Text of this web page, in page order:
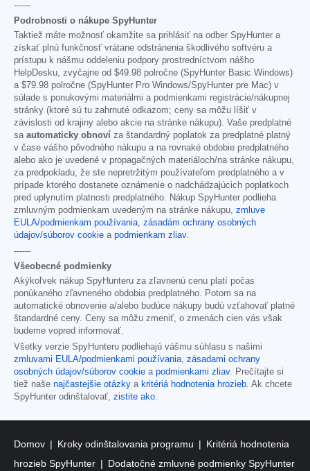
------
Podrobnosti o nákupe SpyHunter
Taktiež máte možnosť okamžite sa prihlásiť na odber SpyHunter a
získať plnú funkčnosť vrátane odstránenia škodlivého softvéru a
prístupu k nášmu oddeleniu podpory prostredníctvom nášho
HelpDesku, zvyčajne od $49.98 polročne (SpyHunter Basic Windows)
a $79.98 polročne (SpyHunter Pro Windows/SpyHunter pre Mac) v
súlade s ponukovými materiálmi a podmienkami registrácie/nákupnej
stránky (ktoré sú tu zahrnuté odkazom; ceny sa môžu líšiť v
závislosti od krajiny alebo akcie na stránke nákupu). Vaše predplatné
sa automaticky obnoví za štandardný poplatok za predplatné platný
v čase vášho pôvodného nákupu a na rovnaké obdobie predplatného
alebo ako je uvedené v propagačných materiáloch/na stránke nákupu,
za predpokladu, že ste nepretržitým používateľom predplatného a v
prípade ktorého dostanete oznámenie o nadchádzajúcich poplatkoch
pred uplynutím platnosti predplatného. Nákup SpyHunter podlieha
zmluvným podmienkam uvedeným na stránke nákupu, zmluve
EULA/podmienkam používania, zásadám ochrany osobných
údajov/súborov cookie a podmienkam zliav.
------
Všeobecné podmienky
Akýkoľvek nákup SpyHunteru za zľavnenú cenu platí počas
ponúkaného zľavneného obdobia predplatného. Potom sa na
automatické obnovenie a/alebo budúce nákupy budú vzťahovať platné
štandardné ceny. Ceny sa môžu zmeniť, o zmenách cien vás však
budeme vopred informovať.
Všetky verzie SpyHunteru podliehajú vášmu súhlasu s našimi
zmluvami EULA/podmienkami používania, zásadami ochrany
osobných údajov/súborov cookie a podmienkami zliav. Prečítajte si
tiež naše najčastejšie otázky a kritériá hodnotenia hrozieb. Ak chcete
SpyHunter odinštalovať, zistite ako.
Domov Kroky odinštalovania programu
Kritériá hodnotenia
hrozieb SpyHunter
Dodatočné zmluvné podmienky SpyHunter